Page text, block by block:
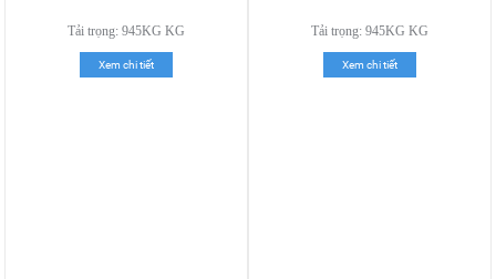
Tải trọng: 945KG KG
Xem chi tiết
Tải trọng: 945KG KG
Xem chi tiết